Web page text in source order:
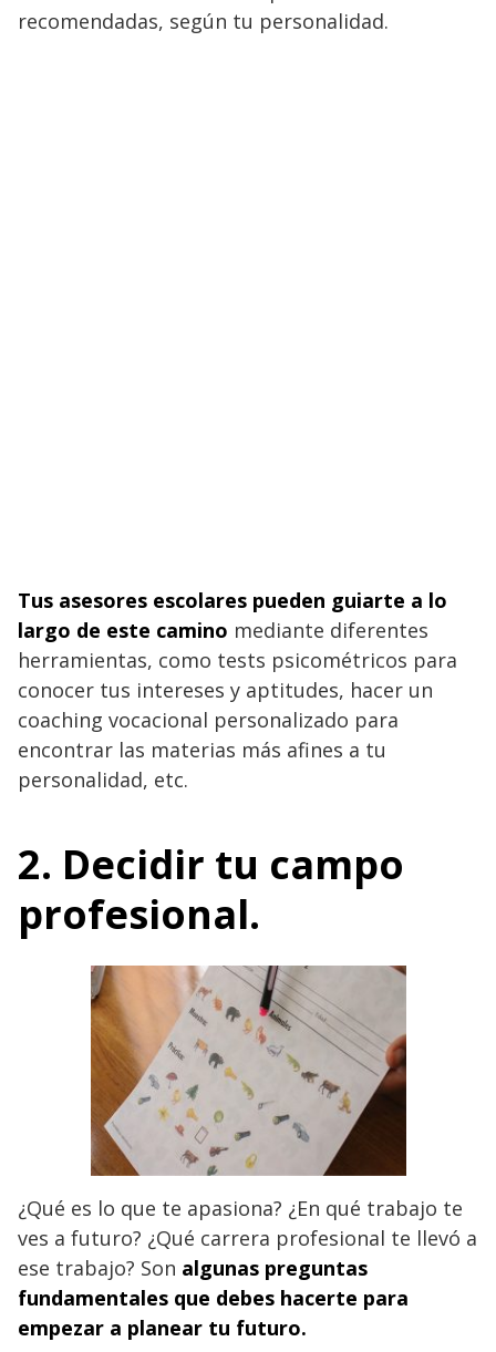
recomendadas, según tu personalidad.
Tus asesores escolares pueden guiarte a lo
largo de este camino mediante diferentes
herramientas, como tests psicométricos para
conocer tus intereses y aptitudes, hacer un
coaching vocacional personalizado para
encontrar las materias más afines a tu
personalidad, etc.
2. Decidir tu campo
profesional.
¿Qué es lo que te apasiona? ¿En qué trabajo te
ves a futuro? ¿Qué carrera profesional te llevó a
ese trabajo? Son algunas preguntas
fundamentales que debes hacerte para
empezar a planear tu futuro.